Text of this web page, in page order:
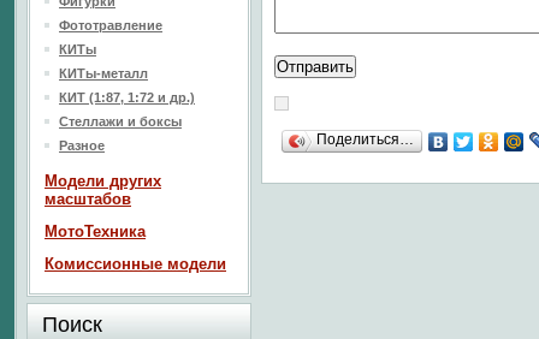
Поделиться…
Фототравление
КИТы
КИТы-металл
КИТ (1:87, 1:72 и др.)
Стеллажи и боксы
Разное
Модели других
масштабов
МотоТехника
Комиссионные модели
Поиск